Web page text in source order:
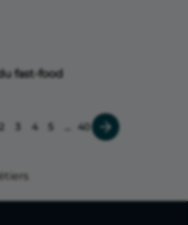
fast-food
2 4 40